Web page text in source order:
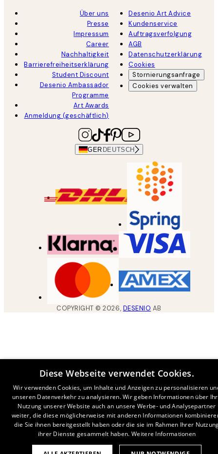
Über uns
Presse
Impressum
Career
Nachhaltigkeit
Barrierefreiheitserklärung
Student Discount
Desenio Ambassador
Programme
Art Awards
Anmeldung (geschäftlich)
Desenio Art Advice
Kundenservice
Auftragsverfolgung
AGB
Datenschutzerklärung
Cookies
Stornierungsanfrage
Cookies verwalten
GER DEUTSCH
COPYRIGHT ©2026, DESENIO AB
Diese Webseite verwendet Cookies.
Wir verwenden Cookies, um Inhalte und Anzeigen zu personalisieren
unseren Datenverkehr zu analysieren. Wir geben Informationen über
Nutzung unserer Website auch an unsere Werbe- und Analysepartner
weiter, die diese möglicherweise mit anderen Informationen
die Sie ihnen bereitgestellt haben oder die sie im Rahmen Ihrer
ihrer Dienste gesammelt haben. Weitere Informationen